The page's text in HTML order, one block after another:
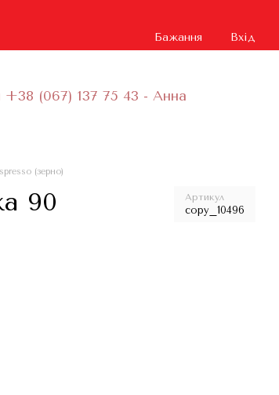
Бажання Вхід
+38 (067) 137 75 43 - Анна
(зерно)
90
Артикул
copy_10496